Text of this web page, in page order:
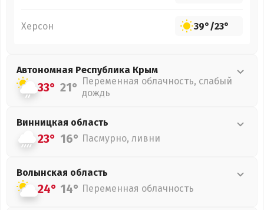
Херсон 39°/23°
Автономная Республика Крым
33° 21° Переменная облачность, слабый
дождь
Винницкая область
23° 16° Пасмурно, ливни
Волынская область
24° 14° Переменная облачность